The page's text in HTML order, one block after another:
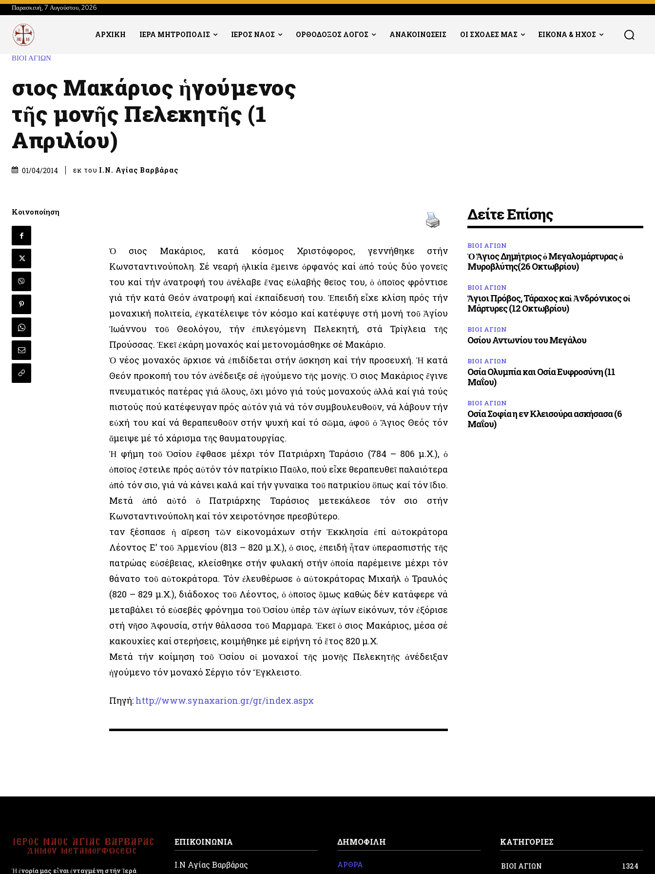
Παρασκευή, 7 Αυγούστου, 2026
ΑΡΧΙΚΗ ΙΕΡΑ ΜΗΤΡΟΠΟΛΙΣ ΙΕΡΟΣ ΝΑΟΣ ΟΡΘΟΔΟΞΟΣ ΛΟΓΟΣ ΑΝΑΚΟΙΝΩΣΕΙΣ ΟΙ ΣΧΟΛΕΣ ΜΑΣ ΕΙΚΟΝΑ & ΗΧΟΣ
ΒΙΟΙ ΑΓΙΩΝ
Ὅσιος Μακάριος ἡγούμενος
τῆς μονῆς Πελεκητῆς (1
Απριλίου)
01/04/2014 εκ του Ι.Ν. Αγίας Βαρβάρας
Κοινοποίηση
Ὁ Ὅσιος Μακάριος, κατά κόσμος Χριστόφορος, γεννήθηκε στήν
Κωνσταντινούπολη. Σέ νεαρή ἡλικία ἔμεινε ὀρφανός καί ἀπό τούς δύο γονεῖς
του καί τήν ἀνατροφή του ἀνέλαβε ἕνας εὐλαβής θεῖος του, ὁ ὁποῖος φρόντισε
γιά τήν κατά Θεόν ἀνατροφή καί ἐκπαίδευσή του. Ἐπειδή εἶχε κλίση πρός τήν
μοναχική πολιτεία, ἐγκατέλειψε τόν κόσμο καί κατέφυγε στή μονή τοῦ Ἁγίου
Ἰωάννου τοῦ Θεολόγου, τήν ἐπιλεγόμενη Πελεκητή, στά Τρίγλεια τῆς
Προύσσας. Ἐκεῖ ἐκάρη μοναχός καί μετονομάσθηκε σέ Μακάριο.
Ὁ νέος μοναχός ἄρχισε νά ἐπιδίδεται στήν ἄσκηση καί τήν προσευχή. Ἡ κατά
Θεόν προκοπή του τόν ἀνέδειξε σέ ἡγούμενο τῆς μονῆς. Ὁ Ὅσιος Μακάριος ἔγινε
πνευματικός πατέρας γιά ὅλους, ὄχι μόνο γιά τούς μοναχούς ἀλλά καί γιά τούς
πιστούς πού κατέφευγαν πρός αὐτόν γιά νά τόν συμβουλευθοῦν, νά λάβουν τήν
εὐχή του καί νά θεραπευθοῦν στήν ψυχή καί τό σῶμα, ἀφοῦ ὁ Ἅγιος Θεός τόν
ἄμειψε μέ τό χάρισμα τῆς θαυματουργίας.
Ἡ φήμη τοῦ Ὁσίου ἔφθασε μέχρι τόν Πατριάρχη Ταράσιο (784 – 806 μ.Χ.), ὁ
ὁποῖος ἔστειλε πρός αὐτόν τόν πατρίκιο Παῦλο, πού εἶχε θεραπευθεῖ παλαιότερα
ἀπό τόν Ὅσιο, γιά νά κάνει καλά καί τήν γυναῖκα τοῦ πατρικίου ὅπως καί τόν ἴδιο.
Μετά ἀπό αὐτό ὁ Πατριάρχης Ταράσιος μετεκάλεσε τόν Ὅσιο στήν
Κωνσταντινούπολη καί τόν χειροτόνησε πρεσβύτερο.
Ὅταν ξέσπασε ἡ αἵρεση τῶν εἰκονομάχων στήν Ἐκκλησία ἐπί αὐτοκράτορα
Λέοντος Ε’ τοῦ Ἀρμενίου (813 – 820 μ.Χ.), ὁ Ὅσιος, ἐπειδή ἦταν ὑπερασπιστής τῆς
πατρώας εὐσέβειας, κλείσθηκε στήν φυλακή στήν ὁποία παρέμεινε μέχρι τόν
θάνατο τοῦ αὐτοκράτορα. Τόν ἐλευθέρωσε ὁ αὐτοκράτορας Μιχαήλ ὁ Τραυλός
(820 – 829 μ.Χ.), διάδοχος τοῦ Λέοντος, ὁ ὁποῖος ὅμως καθώς δέν κατάφερε νά
μεταβάλει τό εὐσεβές φρόνημα τοῦ Ὁσίου ὑπέρ τῶν ἁγίων εἰκόνων, τόν ἐξόρισε
στή νῆσο Ἀφουσία, στήν θάλασσα τοῦ Μαρμαρᾶ. Ἐκεῖ ὁ Ὅσιος Μακάριος, μέσα σέ
κακουχίες καί στερήσεις, κοιμήθηκε μέ εἰρήνη τό ἔτος 820 μ.Χ.
Μετά τήν κοίμηση τοῦ Ὁσίου οἱ μοναχοί τῆς μονῆς Πελεκητῆς ἀνέδειξαν
ἡγούμενο τόν μοναχό Σέργιο τόν Ἔγκλειστο.
Πηγή: http://www.synaxarion.gr/gr/index.aspx
Δείτε Επίσης
ΒΙΟΙ ΑΓΙΩΝ
Ὁ Ἅγιος Δημήτριος ὁ Μεγαλομάρτυρας ὁ
Μυροβλύτης(26 Οκτωβρίου)
ΒΙΟΙ ΑΓΙΩΝ
Ἅγιοι Πρόβος, Τάραχος καὶ Ἀνδρόνικος οἱ
Μάρτυρες (12 Οκτωβρίου)
ΒΙΟΙ ΑΓΙΩΝ
Οσίου Αντωνίου του Μεγάλου
ΒΙΟΙ ΑΓΙΩΝ
Οσία Ολυμπία και Οσία Ευφροσύνη (11
Μαΐου)
ΒΙΟΙ ΑΓΙΩΝ
Οσία Σοφία η εν Κλεισούρα ασκήσασα (6
Μαΐου)
Ἡ ἐνορία μας εἶναι ἐνταγμένη στήν Ἱερά
ΕΠΙΚΟΙΝΩΝΙΑ
Ι.Ν Αγίας Βαρβάρας
ΔΗΜΟΦΙΛΗ
ΑΡΘΡΑ
ΚΑΤΗΓΟΡΙΕΣ
ΒΙΟΙ ΑΓΙΩΝ 1324